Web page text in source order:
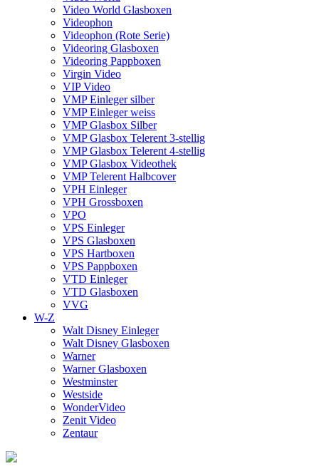
Video World Glasboxen
Videophon
Videophon (Rote Serie)
Videoring Glasboxen
Videoring Pappboxen
Virgin Video
VIP Video
VMP Einleger silber
VMP Einleger weiss
VMP Glasbox Silber
VMP Glasbox Telerent 3-stellig
VMP Glasbox Telerent 4-stellig
VMP Glasbox Videothek
VMP Telerent Halbcover
VPH Einleger
VPH Grossboxen
VPO
VPS Einleger
VPS Glasboxen
VPS Hartboxen
VPS Pappboxen
VTD Einleger
VTD Glasboxen
VVG
W-Z
Walt Disney Einleger
Walt Disney Glasboxen
Warner
Warner Glasboxen
Westminster
Westside
WonderVideo
Zenit Video
Zentaur